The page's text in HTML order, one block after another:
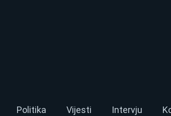
Politika Vijesti Intervju